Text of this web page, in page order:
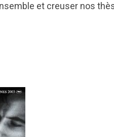
et creuser nos